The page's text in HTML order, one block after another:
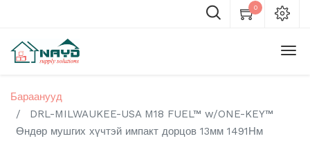
0
Бараанууд
DRL-MILWAUKEE-USA M18 FUEL™ w/ONE-KEY™
Өндөр мушгих хүчтэй импакт дорцов 13мм 1491Нм